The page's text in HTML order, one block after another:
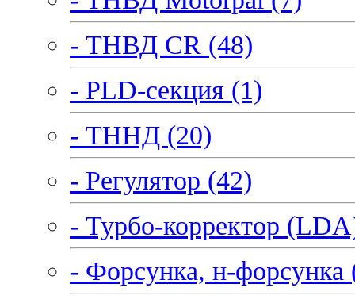
- ТНВД CR (48)
- PLD-секция (1)
- ТННД (20)
- Регулятор (42)
- Турбо-корректор
- Форсунка, н-форсунка